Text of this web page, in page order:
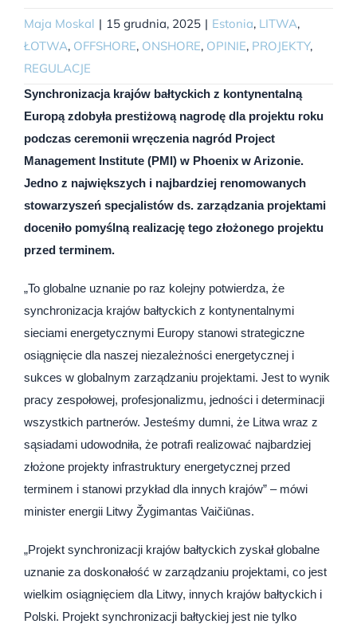
Maja Moskal | 15 grudnia, 2025 | Estonia, LITWA,
ŁOTWA, OFFSHORE, ONSHORE, OPINIE, PROJEKTY,
REGULACJE
Synchronizacja krajów bałtyckich z kontynentalną
Europą zdobyła prestiżową nagrodę dla projektu roku
podczas ceremonii wręczenia nagród Project
Management Institute (PMI) w Phoenix w Arizonie.
Jedno z największych i najbardziej renomowanych
stowarzyszeń specjalistów ds. zarządzania projektami
doceniło pomyślną realizację tego złożonego projektu
przed terminem.
„To globalne uznanie po raz kolejny potwierdza, że
synchronizacja krajów bałtyckich z kontynentalnymi
sieciami energetycznymi Europy stanowi strategiczne
osiągnięcie dla naszej niezależności energetycznej i
sukces w globalnym zarządzaniu projektami. Jest to wynik
pracy zespołowej, profesjonalizmu, jedności i determinacji
wszystkich partnerów. Jesteśmy dumni, że Litwa wraz z
sąsiadami udowodniła, że potrafi realizować najbardziej
złożone projekty infrastruktury energetycznej przed
terminem i stanowi przykład dla innych krajów” – mówi
minister energii Litwy Žygimantas Vaičiūnas.
„Projekt synchronizacji krajów bałtyckich zyskał globalne
uznanie za doskonałość w zarządzaniu projektami, co jest
wielkim osiągnięciem dla Litwy, innych krajów bałtyckich i
Polski. Projekt synchronizacji bałtyckiej jest nie tylko